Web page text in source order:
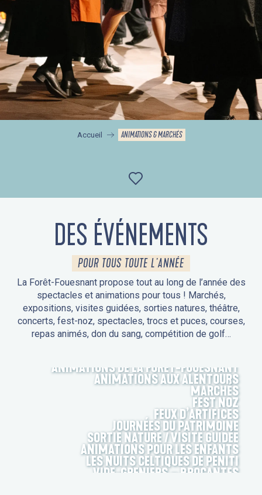
Accueil ANIMATIONS & MARCHÉS
Ajouter aux
DES ÉVÉNEMENTS
POUR TOUS TOUTE L'ANNÉE
La Forêt-Fouesnant propose tout au long de l’année des
spectacles et animations pour tous ! Marchés,
expositions, visites guidées, sorties natures, théâtre,
concerts, fest-noz, spectacles, trocs et puces, courses,
repas animés, don du sang, compétition de golf…
ANIMATIONS DE LA FORÊT-FOUESNANT
ANIMATIONS AUX ALENTOURS
MARCHÉS
FEST NOZ
FEUX D’ARTIFICES
JOURNÉES DU PATRIMOINE
SORTIE NATURE / VISITE GUIDÉE
ANIMATIONS POUR LES ENFANTS
LES NUITS CELTIQUES DE PENITI
VIDE-GRENIERS – BROCANTES